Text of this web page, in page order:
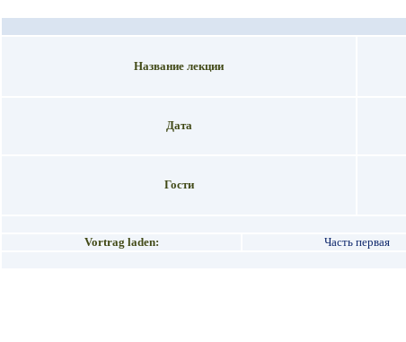
Название лекции
Дата
Гости
Vortrag laden:
Часть первая